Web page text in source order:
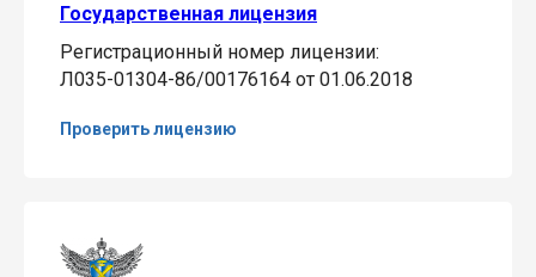
Государственная лицензия
Регистрационный номер лицензии:
Л035-01304-86/00176164 от 01.06.2018
Проверить лицензию